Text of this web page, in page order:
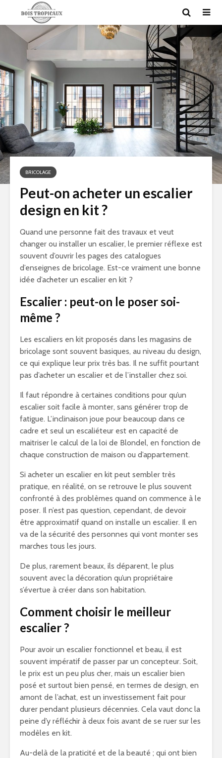
BRICOLAGE
Peut-on acheter un escalier
design en kit ?
Quand une personne fait des travaux et veut
changer ou installer un escalier, le premier réflexe est
souvent d’ouvrir les pages des catalogues
d’enseignes de bricolage. Est-ce vraiment une bonne
idée d’acheter un escalier en kit ?
Escalier : peut-on le poser soi-
même ?
Les escaliers en kit proposés dans les magasins de
bricolage sont souvent basiques, au niveau du design,
ce qui explique leur prix très bas. Il ne suffit pourtant
pas d’acheter un escalier et de l’installer chez soi.
Il faut répondre à certaines conditions pour qu’un
escalier soit facile à monter, sans générer trop de
fatigue. L’inclinaison joue pour beaucoup dans ce
cadre et seul un escaliéteur est en capacité de
maitriser le calcul de la loi de Blondel, en fonction de
chaque construction de maison ou d’appartement.
Si acheter un escalier en kit peut sembler très
pratique, en réalité, on se retrouve le plus souvent
confronté à des problèmes quand on commence à le
poser. Il n’est pas question, cependant, de devoir
être approximatif quand on installe un escalier. Il en
va de la sécurité des personnes qui vont monter ses
marches tous les jours.
De plus, rarement beaux, ils déparent, le plus
souvent avec la décoration qu’un propriétaire
s’évertue à créer dans son habitation.
Comment choisir le meilleur
escalier ?
Pour avoir un escalier fonctionnel et beau, il est
souvent impératif de passer par un concepteur. Soit,
le prix est un peu plus cher, mais un escalier bien
posé et surtout bien pensé, en termes de design, en
amont de l’achat, est un investissement fait pour
durer pendant plusieurs décennies. Cela vaut donc la
peine d’y réfléchir à deux fois avant de se ruer sur les
modèles en kit.
Au-delà de la praticité et de la beauté ; qui ont bien